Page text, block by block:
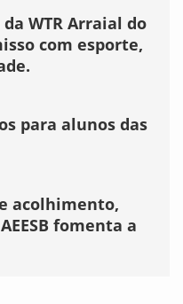
da WTR Arraial do
com esporte,
para alunos das
acolhimento,
fomenta a